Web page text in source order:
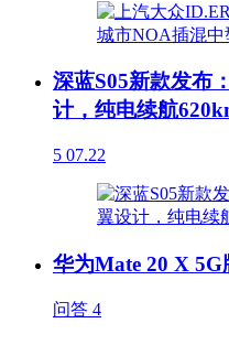
深蓝S05新款发布
计，纯电续航
5 07.22
华为Mate 20 X
问答 4